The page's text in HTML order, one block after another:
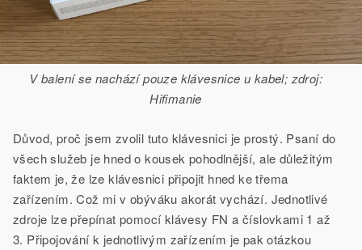
V balení se nachází pouze klávesnice u kabel; zdroj:
Hifimanie
Důvod, proč jsem zvolil tuto klávesnici je prostý. Psaní do
všech služeb je hned o kousek pohodlnější, ale důležitým
faktem je, že lze klávesnici připojit hned ke třema
zařízením. Což mi v obýváku akorát vychází. Jednotlivé
zdroje lze přepínat pomocí klávesy FN a číslovkami 1 až
3. Připojování k jednotlivým zařízením je pak otázkou